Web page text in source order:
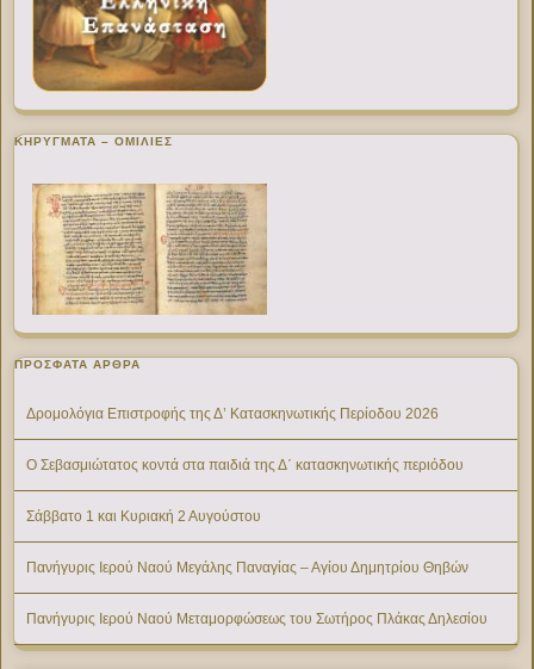
ΚΗΡΥΓΜΑΤΑ – ΟΜΙΛΙΕΣ
ΠΡΌΣΦΑΤΑ ΆΡΘΡΑ
Δρομολόγια Επιστροφής της Δ’ Κατασκηνωτικής Περίοδου 2026
Ο Σεβασμιώτατος κοντά στα παιδιά της Δ΄ κατασκηνωτικής περιόδου
Σάββατο 1 και Κυριακή 2 Αυγούστου
Πανήγυρις Ιερού Ναού Μεγάλης Παναγίας – Αγίου Δημητρίου Θηβών
Πανήγυρις Ιερού Ναού Μεταμορφώσεως του Σωτήρος Πλάκας Δηλεσίου